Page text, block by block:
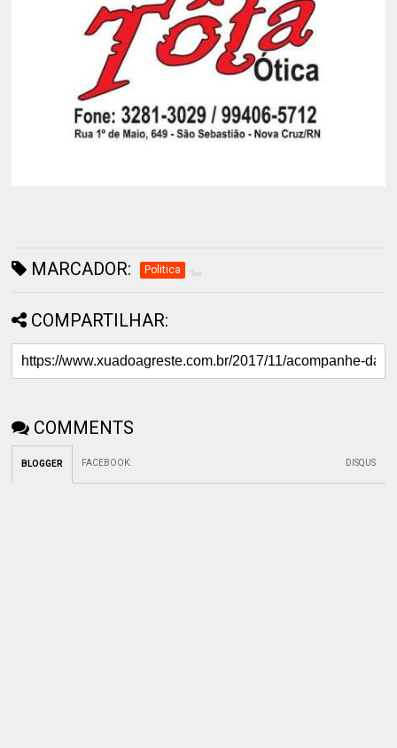
MARCADOR: Politica
COMPARTILHAR:
COMMENTS
BLOGGER FACEBOOK: DISQUS